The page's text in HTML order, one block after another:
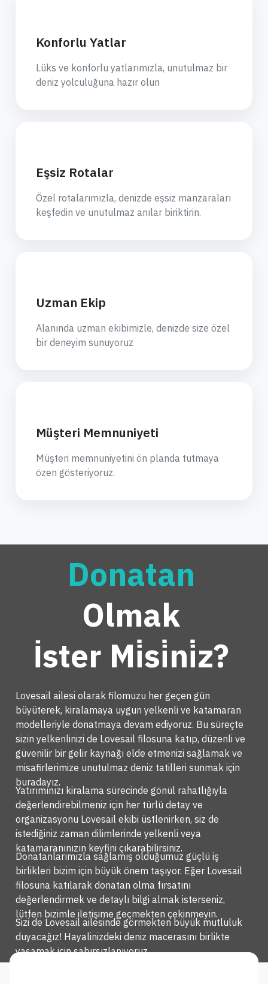
Konforlu Yatlar
Lüks ve konforlu yatlarımızla, unutulmaz bir
deniz yolculuğuna hazır olun
Eşsiz Rotalar
Özel rotalarımızla, denizde eşsiz manzaraları
keşfedin ve unutulmaz anılar biriktirin.
Uzman Ekip
Alanında uzman ekibimizle, denizde size özel
bir deneyim sunuyoruz
Müşteri Memnuniyeti
Müşteri memnuniyetini ön planda tutmaya
özen gösteriyoruz.
Donatan
Olmak
İster Mi̇si̇ni̇z?
Lovesail ailesi olarak filomuzu her geçen gün
büyüterek, kiralamaya uygun yelkenli ve katamaran
modelleriyle donatmaya devam ediyoruz. Bu süreçte
sizin yelkenlinizi de Lovesail filosuna katıp, düzenli ve
güvenilir bir gelir kaynağı elde etmenizi sağlamak ve
misafirlerimize unutulmaz deniz tatilleri sunmak için
buradayız.
Yatırımınızı kiralama sürecinde gönül rahatlığıyla
değerlendirebilmeniz için her türlü detay ve
organizasyonu Lovesail ekibi üstlenirken, siz de
istediğiniz zaman dilimlerinde yelkenli veya
katamaranınızın keyfini çıkarabilirsiniz.
Donatanlarımızla sağlamış olduğumuz güçlü iş
birlikleri bizim için büyük önem taşıyor. Eğer Lovesail
filosuna katılarak donatan olma fırsatını
değerlendirmek ve detaylı bilgi almak isterseniz,
lütfen bizimle iletişime geçmekten çekinmeyin.
Sizi de Lovesail ailesinde görmekten büyük mutluluk
duyacağız! Hayalinizdeki deniz macerasını birlikte
yaşamak için sabırsızlanıyoruz.